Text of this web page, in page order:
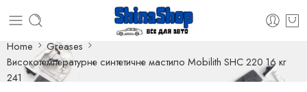
Home
Greases
Високотемпературне синтетичне мастило Mobilith SHC 220 16 кг
241